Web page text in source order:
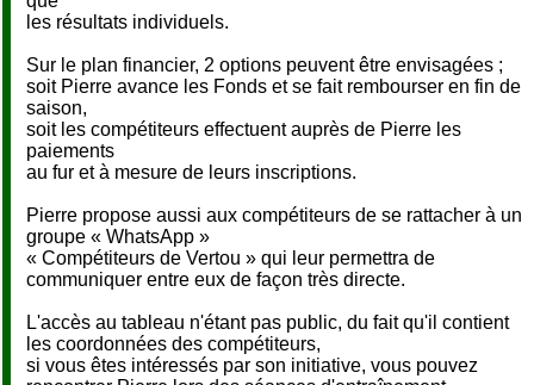
les résultats individuels.
Sur le plan financier, 2 options peuvent être envisagées ;
soit Pierre avance les Fonds et se fait rembourser en fin de
saison,
soit les compétiteurs effectuent auprès de Pierre les
paiements
au fur et à mesure de leurs inscriptions.
Pierre propose aussi aux compétiteurs de se rattacher à un
groupe « WhatsApp »
« Compétiteurs de Vertou » qui leur permettra de
communiquer entre eux de façon très directe.
L'accès au tableau n'étant pas public, du fait qu'il contient
les coordonnées des compétiteurs,
si vous êtes intéressés par son initiative, vous pouvez